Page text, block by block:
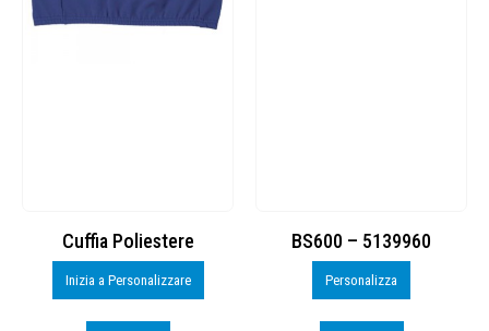
Cuffia Poliestere
Inizia a Personalizzare
BS600 – 5139960
Personalizza